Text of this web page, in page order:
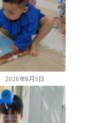
2026年8月5日